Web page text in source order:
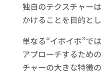
独自のテクスチャー
かけることを目的とし
単なる“イボイボ”で
アプローチするため
チャーの大きな特徴の